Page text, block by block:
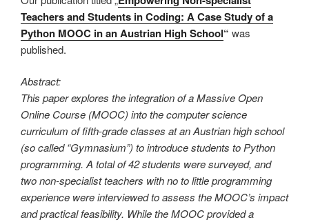
Teachers and Students in Coding: A Case Study of a
Python MOOC in an Austrian High School“ was
published.
Abstract:
This paper explores the integration of a Massive Open
Online Course (MOOC) into the computer science
curriculum of fifth-grade classes at an Austrian high school
(so called “Gymnasium”) to introduce students to Python
programming. A total of 42 students were surveyed, and
two non-specialist teachers with no to little programming
experience were interviewed to assess the MOOC’s impact
and practical feasibility. While the MOOC provided a